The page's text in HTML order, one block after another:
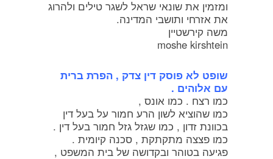
ומזמין את שונאי שראל לשגר טילים ולהרוג
את אזרחי ותושבי המדינה.
משה קירשטיין
moshe kirshtein
שופט לא פוסק דין צדק , הפרת ברית
עם אלוהים .
כמו רצח . כמו אונס ,
כמו שהוציא לשון הרע חמור על בעל דין
בכוונת זדון , כמו שגזל גזל חמור בעל דין .
כמו פצצה מתקתקת , סכנה קיומית .
פגיעה בטוהר ובקדושה של בית המשפט ,